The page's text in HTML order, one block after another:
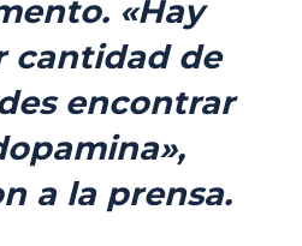
«Hay
cantidad de
encontrar
a la prensa.